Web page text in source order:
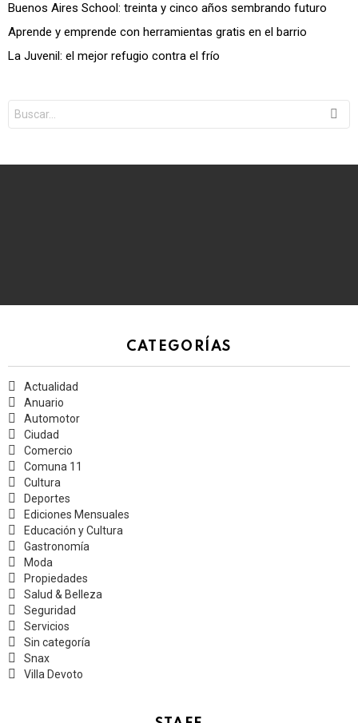
Buenos Aires School: treinta y cinco años sembrando futuro
Aprende y emprende con herramientas gratis en el barrio
La Juvenil: el mejor refugio contra el frío
for:
CATEGORÍAS
Actualidad
Anuario
Automotor
Ciudad
Comercio
Comuna 11
Cultura
Deportes
Ediciones Mensuales
Educación y Cultura
Gastronomía
Moda
Propiedades
Salud & Belleza
Seguridad
Servicios
Sin categoría
Snax
Villa Devoto